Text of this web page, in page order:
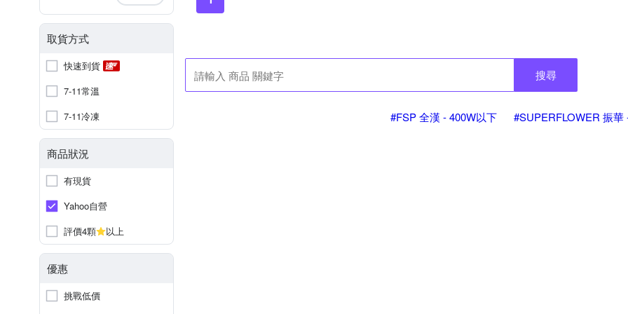
取貨方式
快速到貨
7-11常溫
7-11冷凍
商品狀況
有現貨
Yahoo自營
評價4顆
以上
優惠
挑戰低價
搜尋
#FSP 全漢 - 400W以下 #SUPERFLOWER 振華